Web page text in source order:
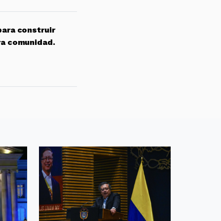
construir
comunidad.